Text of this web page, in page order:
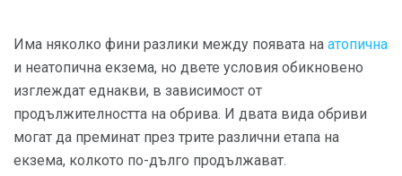
Има няколко фини разлики между появата на атопична
и неатопична екзема, но двете условия обикновено
изглеждат еднакви, в зависимост от
продължителността на обрива. И двата вида обриви
могат да преминат през трите различни етапа на
екзема, колкото по-дълго продължават.